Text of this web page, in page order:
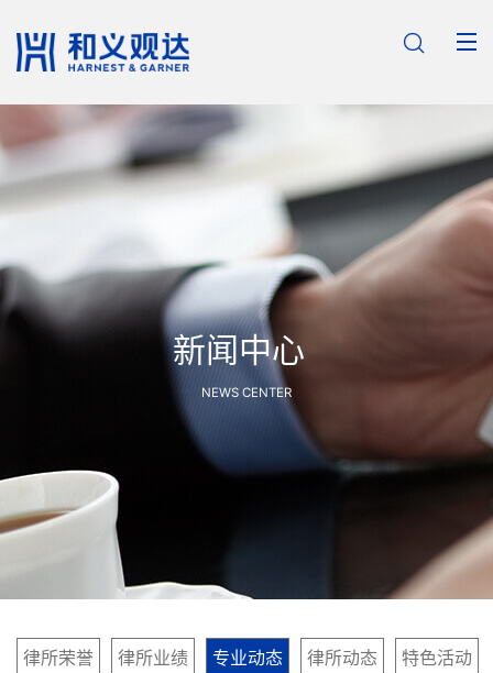

新闻中心
NEWS CENTER
律所荣誉 律所业绩 专业动态 律所动态 特色活动